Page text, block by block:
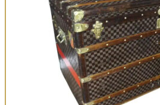
Quick View